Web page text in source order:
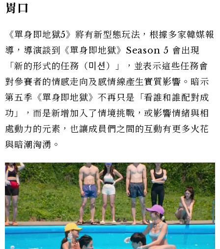
胃口
《單身即地獄5》將有新型態玩法，根據多家韓媒報
導，導演談到《單身即地獄》Season 5 會出現
「新的形式的任務（미션）」，並表示這些任務會
對參賽者的情感走向及感情線產生實質影響。暗示
第五季《單身即地獄》不再只是「看誰和誰配對成
功」，而是新增加入了情境挑戰，或影響情緒與相
處動力的元素，也讓成員們之間的互動有更多火花
與暗潮洶湧。